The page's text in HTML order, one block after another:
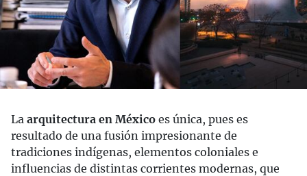
La arquitectura en México es única, pues es
resultado de una fusión impresionante de
tradiciones indígenas, elementos coloniales e
influencias de distintas corrientes modernas, que